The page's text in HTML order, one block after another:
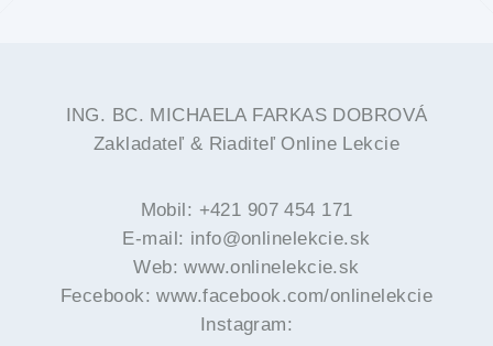
ING. BC. MICHAELA FARKAS DOBROVÁ
Zakladateľ & Riaditeľ Online Lekcie
Mobil: +421 907 454 171
E-mail: info@onlinelekcie.sk
Web: www.onlinelekcie.sk
Fecebook: www.facebook.com/onlinelekcie
Instagram: